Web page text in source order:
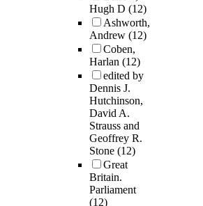
Hugh D (12)
Ashworth,
Andrew (12)
Coben,
Harlan (12)
edited by
Dennis J.
Hutchinson,
David A.
Strauss and
Geoffrey R.
Stone (12)
Great
Britain.
Parliament
(12)